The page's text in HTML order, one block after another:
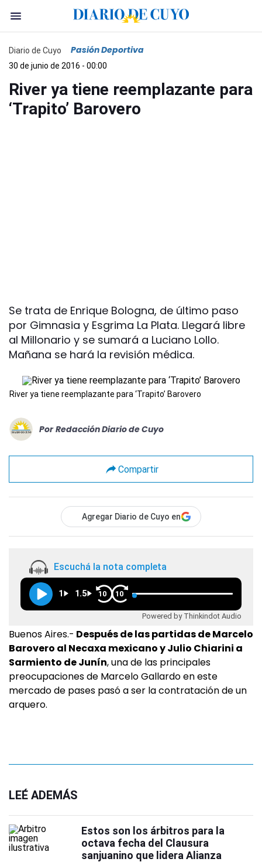
Diario de Cuyo Pasión Deportiva
30 de junio de 2016 - 00:00
River ya tiene reemplazante para
‘Trapito’ Barovero
Se trata de Enrique Bologna, de último paso
por Gimnasia y Esgrima La Plata. Llegará libre
al Millonario y se sumará a Luciano Lollo.
Mañana se hará la revisión médica.
River ya tiene reemplazante para ‘Trapito’ Barovero
Por Redacción Diario de Cuyo
Compartir
Agregar Diario de Cuyo en
Escuchá la nota completa
1 1.5 10 10
Powered by Thinkindot Audio
Buenos Aires.- Después de las partidas de Marcelo
Barovero al Necaxa mexicano y Julio Chiarini a
Sarmiento de Junín, una de las principales
preocupaciones de Marcelo Gallardo en este
mercado de pases pasó a ser la contratación de un
arquero.
LEÉ ADEMÁS
Estos son los árbitros para la
octava fecha del Clausura
sanjuanino que lidera Alianza